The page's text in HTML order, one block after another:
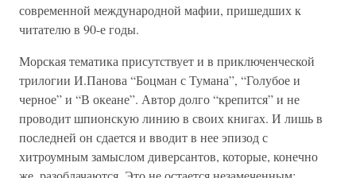
современной международной мафии, пришедших к
читателю в 90-е годы.
Морская тематика присутствует и в приключенческой
трилогии И.Панова “Боцман с Тумана”, “Голубое и
черное” и “В океане”. Автор долго “крепится” и не
проводит шпионскую линию в своих книгах. И лишь в
последней он сдается и вводит в нее эпизод с
хитроумным замыслом диверсантов, которые, конечно